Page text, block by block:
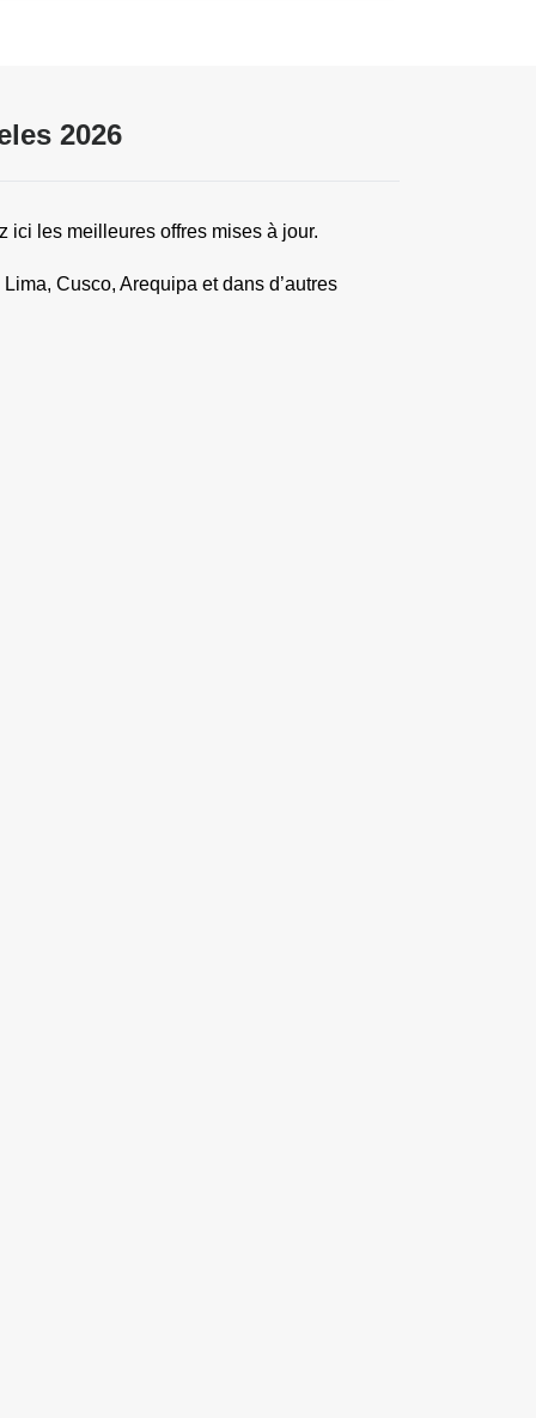
2026
les meilleures offres mises à jour.
Cusco, Arequipa et dans d’autres